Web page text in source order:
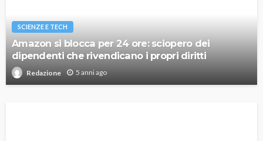
SCIENZE E TECH
Amazon si blocca per 24 ore: sciopero dei
dipendenti che rivendicano i propri diritti
Redazione 5 anni ago